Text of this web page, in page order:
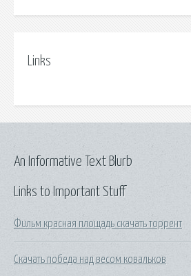
Links
Links to Important Stuff
Фильм красная площадь скачать торрент
Скачать победа над весом ковальков
An Informative Text Blurb